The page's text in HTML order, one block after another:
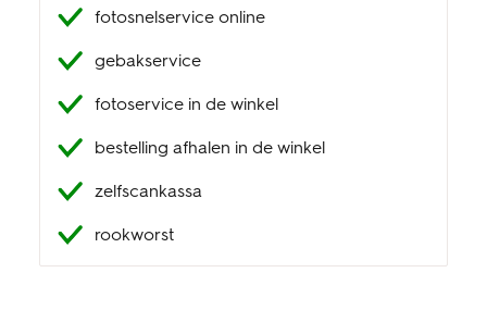
fotosnelservice online
gebakservice
fotoservice in de winkel
bestelling afhalen in de winkel
zelfscankassa
rookworst